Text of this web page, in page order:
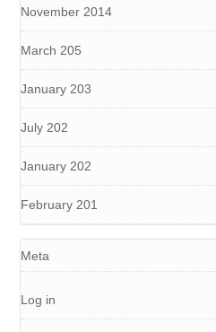
November 2014
March 205
January 203
July 202
January 202
February 201
Meta
Log in